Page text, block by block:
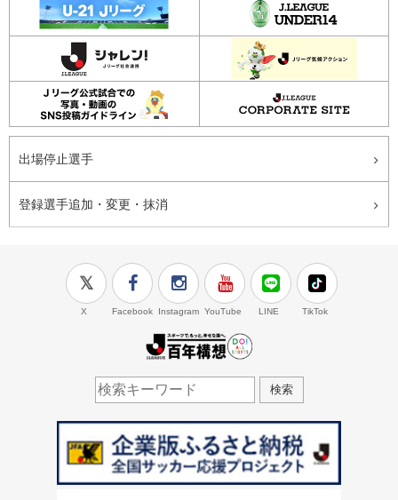
出場停止選手
登録選手追加・変更・抹消
X Facebook Instagram YouTube LINE TikTok
検索